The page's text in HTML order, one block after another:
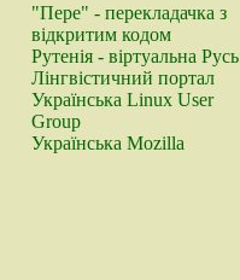
"Пере" - перекладачка з
відкритим кодом
Рутенія - віртуальна Русь
Лінгвістичний портал
Українська Linux User
Group
Українська Mozilla